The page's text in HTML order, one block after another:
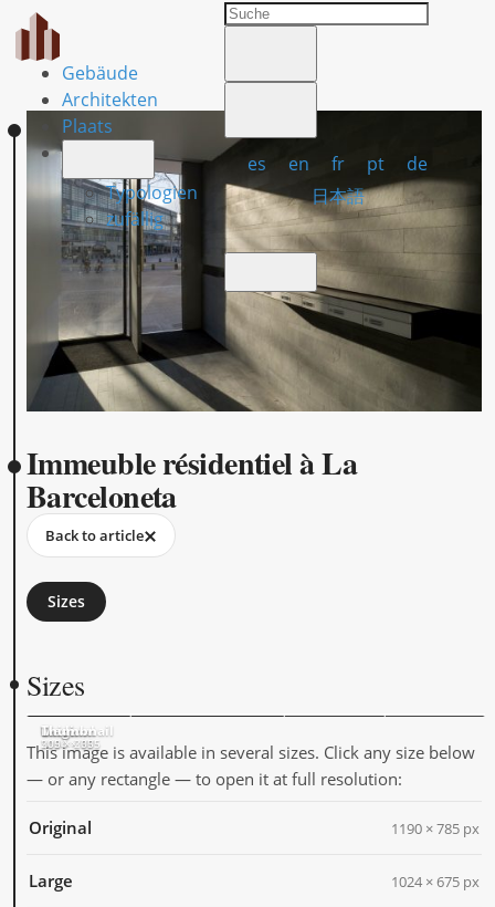
Gebäude
Architekten
Plaats
Typologien
zufällig
es en fr pt
de
日本語
Immeuble résidentiel à La
Barceloneta
Back to article
Sizes
Sizes
Original
1190 × 785
Large
1024 × 675
Medium
500 × 330
Thumbnail
205 × 205
This image is available in several sizes. Click any size below
— or any rectangle — to open it at full resolution:
Original 1190 × 785 px
Large 1024 × 675 px